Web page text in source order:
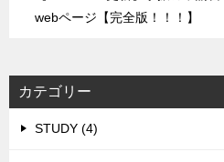
webページ【完全版！！！】
カテゴリー
STUDY (4)